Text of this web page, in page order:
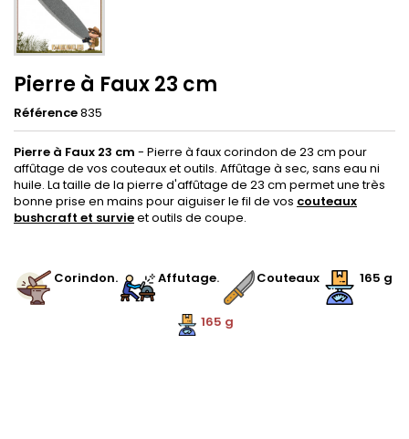
Pierre à Faux 23 cm
Référence835
Pierre à Faux 23 cm - Pierre à faux corindon de 23 cm pour
affûtage de vos couteaux et outils. Affûtage à sec, sans eau ni
huile. La taille de la pierre d'affûtage de 23 cm permet une très
bonne prise en mains pour aiguiser le fil de vos couteaux
bushcraft et survieet outils de coupe.
Corindon. Affutage. Couteaux 165 g
165 g